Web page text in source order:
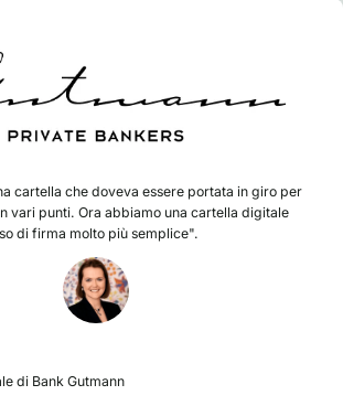
cartella che doveva essere portata in giro per
vari punti. Ora abbiamo una cartella digitale
di firma molto più semplice".
di Bank Gutmann